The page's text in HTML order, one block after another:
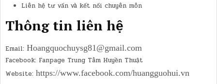
Liên hệ tư vấn và kết nối chuyên môn
Thông tin liên hệ
Email: Hoangquochuysg81@gmail.com
Facebook: Fanpage Trung Tâm Huyền Thuật
Website: https://www.facebook.com/huangguohui.vn